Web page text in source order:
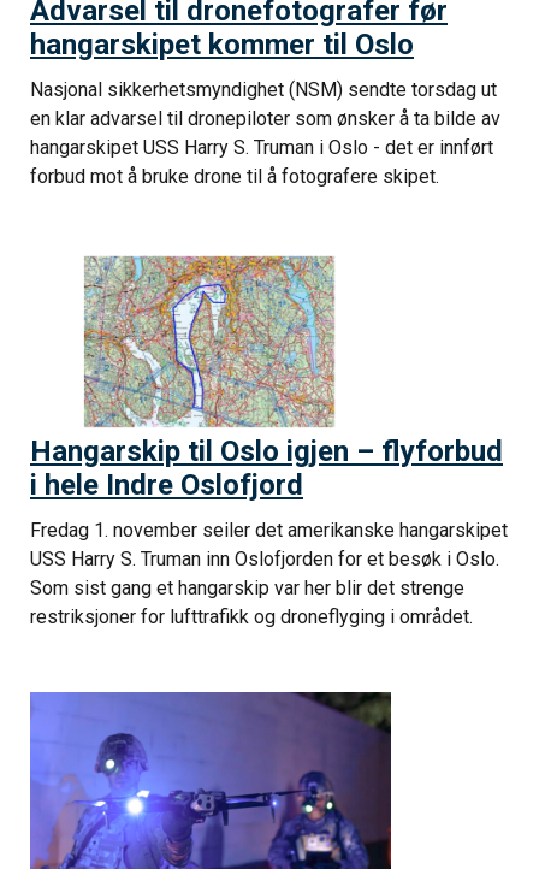
Advarsel til dronefotografer før
hangarskipet kommer til Oslo
Nasjonal sikkerhetsmyndighet (NSM) sendte torsdag ut
en klar advarsel til dronepiloter som ønsker å ta bilde av
hangarskipet USS Harry S. Truman i Oslo - det er innført
forbud mot å bruke drone til å fotografere skipet.
Hangarskip til Oslo igjen – flyforbud
i hele Indre Oslofjord
Fredag 1. november seiler det amerikanske hangarskipet
USS Harry S. Truman inn Oslofjorden for et besøk i Oslo.
Som sist gang et hangarskip var her blir det strenge
restriksjoner for lufttrafikk og droneflyging i området.